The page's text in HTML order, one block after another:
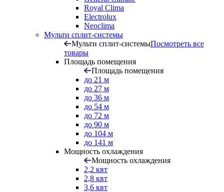
Royal Clima
Electrolux
Neoclima
Мульти сплит-системы
Мульти сплит-системыПосмотреть все
товары
Площадь помещения
Площадь помещения
до 21 м
до 27 м
до 36 м
до 54 м
до 72 м
до 90 м
до 104 м
до 141 м
Мощность охлаждения
Мощность охлаждения
2,2 квт
2,8 квт
3,6 квт